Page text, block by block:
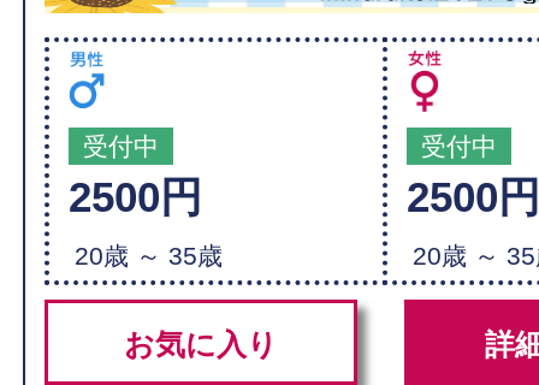
受付中
2500円
20歳 ～ 35歳
受付中
2500
20歳 ～
お気に入り 詳